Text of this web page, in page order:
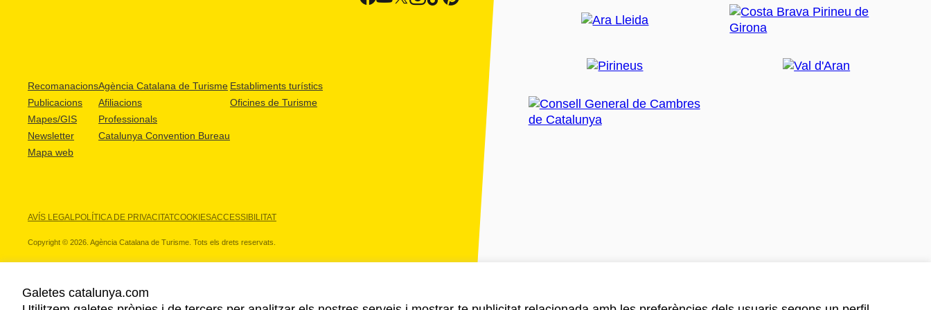
Recomanacions
Publicacions
Mapes/GIS
Newsletter
Mapa web
Agència Catalana de Turisme
Afiliacions
Professionals
Catalunya Convention Bureau
Establiments turístics
Oficines de Turisme
AVÍS LEGALPOLÍTICA DE PRIVACITATCOOKIESACCESSIBILITAT
Copyright © 2026. Agència Catalana de Turisme. Tots els drets reservats.
Galetes catalunya.com